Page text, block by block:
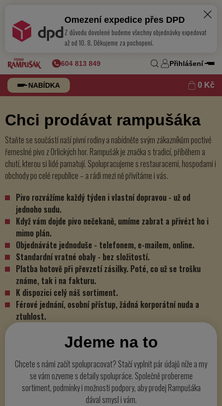
Omezení expedice přes DPD
Z důvodu dovolené budeme všechny objednávky expedovat
až od 10. 8. Děkujeme za pochopení.
604 813 849 Přihlášení
NABÍDKA 0 Kč
Chci prodávat rampušáka
Staňte se součástí naší pivní rodiny a nabídněte svým zákazníkům poctivé
řemeslné pivo z Orlických hor. Rampušák je značka s tradicí, příběhem a
chutí, kterou si lidé pamatují. Spolupracujeme s restauracemi, hospodami i
obchody po celé republice – a rádi mezi ně přivítáme i vás.
Pivo rozvážíme každý týden i vlastní dopravou - už od
jednoho sudu.
Když vám dojde pivo nečekaně, umíme zabrat a přivézt ho i
mimo plán.
Objednáváte jednoduše - telefonem, e-mailem, online.
Standardní vratné obaly - bez složitostí.
Platba hotově při převzetí zásilky. Poté, co už se trošku
známe, tak i na fakturu.
K dispozici celý náš sortiment.
Férové jednání, osobní přístup, žádná korporátní nuda a
ztuhlost.
Jdeme na to
Chcete s námi začít spolupracovat? Stačí vyplnit pár údajů níže a my
se vám ozveme s detaily spolupráce. Společně probereme
sortiment, podmínky i možnosti podpory, aby prodej Rampušáka
dával smysl i vám.